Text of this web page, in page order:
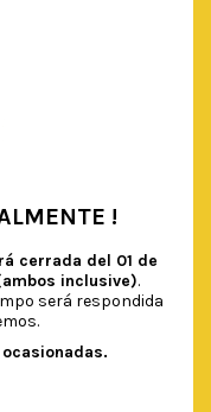
!
cerrada del 01 de
inclusive).
será respondida